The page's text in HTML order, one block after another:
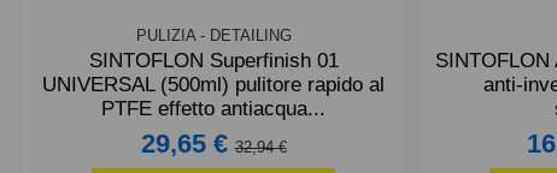
PULIZIA - DETAILING
SINTOFLON Superfinish 01
UNIVERSAL (500ml) pulitore rapido al
PTFE effetto antiacqua...
29,65 €32,94 €
anti-